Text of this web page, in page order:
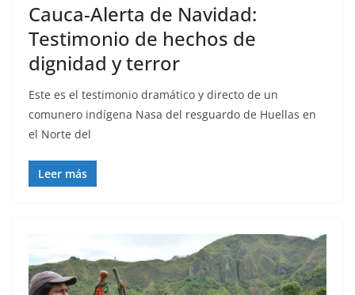
Cauca-Alerta de Navidad:
Testimonio de hechos de
dignidad y terror
Este es el testimonio dramático y directo de un
comunero indígena Nasa del resguardo de Huellas en
el Norte del
Leer más